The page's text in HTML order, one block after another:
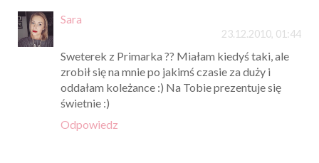
Sara
23.12.2010, 01:44
Sweterek z Primarka ?? Miałam kiedyś taki, ale
zrobił się na mnie po jakimś czasie za duży i
oddałam koleżance :) Na Tobie prezentuje się
świetnie :)
Odpowiedz